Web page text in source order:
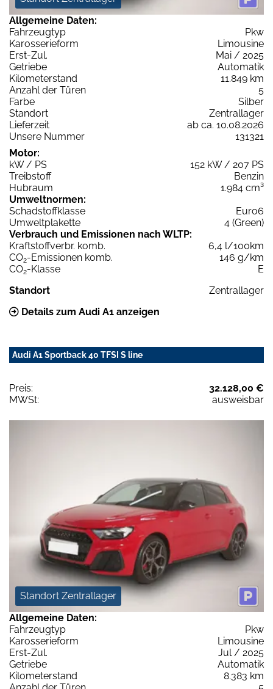
Allgemeine Daten:
Fahrzeugtyp
Pkw
Karosserieform
Limousine
Erst-Zul.
Mai / 2025
Getriebe
Automatik
Kilometerstand
11.849 km
Anzahl der Türen
5
Farbe
Silber
Standort
Zentrallager
Lieferzeit
ab ca. 10.08.2026
Unsere Nummer
131321
Motor:
kW / PS
152 kW / 207 PS
Treibstoff
Benzin
Hubraum
1.984 cm³
Umweltnormen:
Schadstoffklasse
Euro6
Umweltplakette
4 (Green)
Verbrauch und Emissionen nach WLTP:
Kraftstoffverbr. komb.
6,4 l/100km
CO2-Emissionen komb.
146 g/km
CO2-Klasse
E
Standort
Zentrallager
Details zum Audi A1 anzeigen
Audi A1 Sportback 40 TFSI S line
Preis:
32.128,00 €
MWSt:
ausweisbar
Standort Zentrallager
Allgemeine Daten:
Fahrzeugtyp
Pkw
Karosserieform
Limousine
Erst-Zul.
Jul / 2025
Getriebe
Automatik
Kilometerstand
8.383 km